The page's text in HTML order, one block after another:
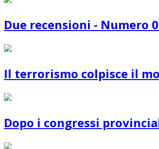
Due recensioni - Numero
Il terrorismo colpisce il
Dopo i congressi